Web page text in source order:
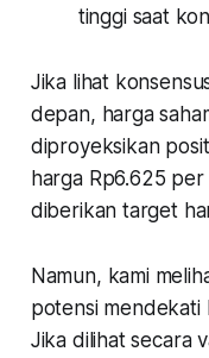
tinggi saat
Jika lihat
depan, harga
diproyeksikan
harga Rp6.625 per
diberikan target
Namun, kami
potensi
Jika dilihat secara